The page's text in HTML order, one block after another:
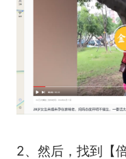
2、然后，找到【